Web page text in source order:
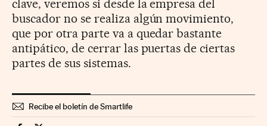
clave, veremos si desde la empresa del
buscador no se realiza algún movimiento,
que por otra parte va a quedar bastante
antipático, de cerrar las puertas de ciertas
partes de sus sistemas.
Recibe el boletín de Smartlife